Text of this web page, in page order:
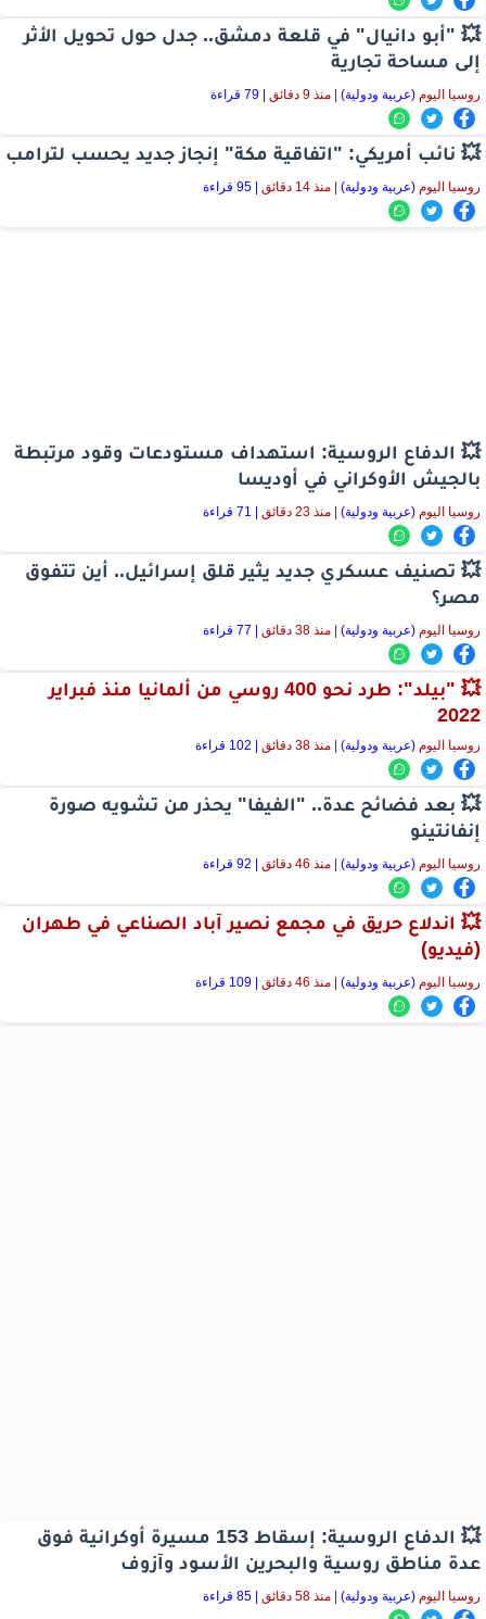
💥 "أبو دانيال" في قلعة دمشق.. جدل حول تحويل الأثر
إلى مساحة تجارية
روسيا اليوم (عربية ودولية) منذ 9 دقائق
💥 نائب أمريكي: "اتفاقية مكة" إنجاز جديد يحسب لترامب
روسيا اليوم (عربية ودولية) منذ 14 دقائق
💥 الدفاع الروسية: استهداف مستودعات وقود مرتبطة
بالجيش الأوكراني في أوديسا
روسيا اليوم (عربية ودولية) منذ 23 دقائق
💥 تصنيف عسكري جديد يثير قلق إسرائيل.. أين تتفوق
مصر؟
روسيا اليوم (عربية ودولية) منذ 38 دقائق
💥 "بيلد": طرد نحو 400 روسي من ألمانيا منذ فبراير
2022
روسيا اليوم (عربية ودولية) منذ 38 دقائق
💥 بعد فضائح عدة.. "الفيفا" يحذر من تشويه صورة
إنفانتينو
روسيا اليوم (عربية ودولية) منذ 46 دقائق
💥 اندلاع حريق في مجمع نصير آباد الصناعي في طهران
(فيديو)
روسيا اليوم (عربية ودولية) منذ 46 دقائق
💥 الدفاع الروسية: إسقاط 153 مسيرة أوكرانية فوق
عدة مناطق روسية والبحرين الأسود وآزوف
روسيا اليوم (عربية ودولية) منذ 58 دقائق